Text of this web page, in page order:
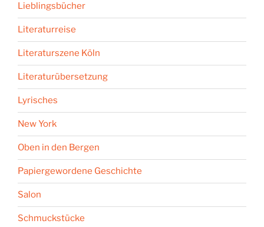
Lieblingsbücher
Literaturreise
Literaturszene Köln
Literaturübersetzung
Lyrisches
New York
Oben in den Bergen
Papiergewordene Geschichte
Salon
Schmuckstücke